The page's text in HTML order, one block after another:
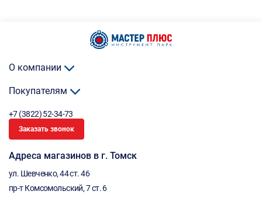
О компании
Покупателям
+7 (3822) 52-34-73
Заказать звонок
Адреса магазинов в г. Томск
ул. Шевченко, 44 ст. 46
пр-т Комсомольский, 7 ст. 6